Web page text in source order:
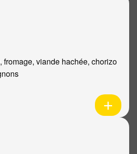
fromage, viande hachée, chorizo